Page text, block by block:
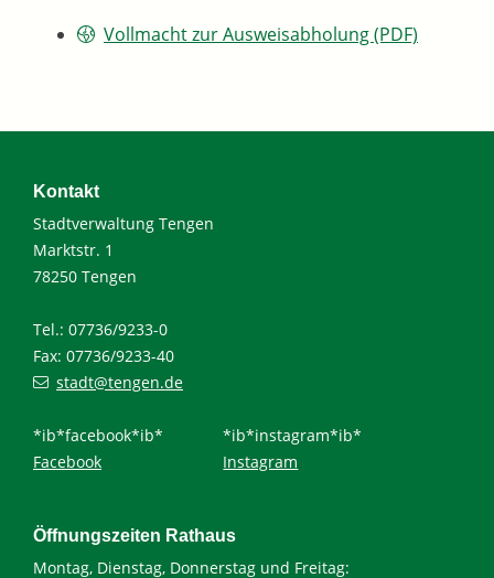
Vollmacht zur Ausweisabholung (PDF)
Kontakt
Stadtverwaltung Tengen
Marktstr. 1
78250 Tengen
Tel.: 07736/9233-0
Fax: 07736/9233-40
stadt@tengen.de
*ib*facebook*ib*
Facebook
*ib*instagram*ib*
Instagram
Öffnungszeiten Rathaus
Montag, Dienstag, Donnerstag und Freitag: